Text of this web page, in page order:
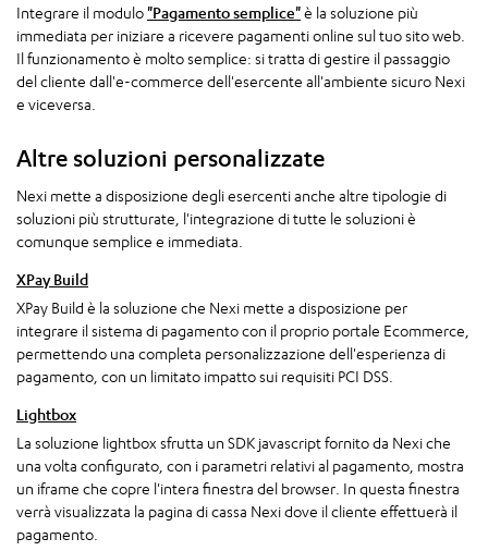
Integrare il modulo "Pagamento semplice"è la soluzione più
immediata per iniziare a ricevere pagamenti online sul tuo sito web.
Il funzionamento è molto semplice: si tratta di gestire il passaggio
del cliente dall'e-commerce dell'esercente all'ambiente sicuro Nexi
e viceversa.
Altre soluzioni personalizzate
Nexi mette a disposizione degli esercenti anche altre tipologie di
soluzioni più strutturate, l'integrazione di tutte le soluzioni è
comunque semplice e immediata.
XPay Build
XPay Build è la soluzione che Nexi mette a disposizione per
integrare il sistema di pagamento con il proprio portale Ecommerce,
permettendo una completa personalizzazione dell'esperienza di
pagamento, con un limitato impatto sui requisiti PCI DSS.
Lightbox
La soluzione lightbox sfrutta un SDK javascript fornito da Nexi che
una volta configurato, con i parametri relativi al pagamento, mostra
un iframe che copre l'intera finestra del browser. In questa finestra
verrà visualizzata la pagina di cassa Nexi dove il cliente effettuerà il
pagamento.